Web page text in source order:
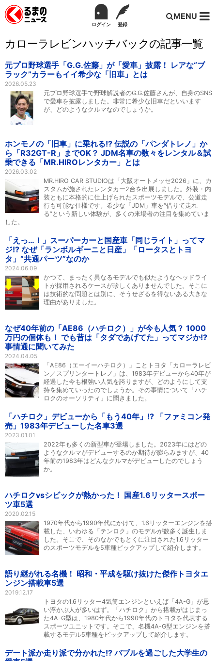
ログイン 登録
MENU
カローラレビンハッチバックの記事一覧
元プロ野球選手「G.G.佐藤」が「愛車」披露！ レアな“ブ
ラック”カラーもイイ希少な「旧車」とは
2026.05.23
元プロ野球選手で野球解説者のG.G.佐藤さんが、自身のSNS
で愛車を披露しました。非常に希少な旧車だといいます
が、どのようなクルマなのでしょうか。
ホンモノの「旧車」に乗れる!? 伝説の「パンダトレノ」か
ら「R32GT-R」までOK？ JDM名車の数々をレンタル＆試
乗できる「MR.HIROレンタカー」とは
2026.03.02
MR.HIRO CAR STUDIOは「大阪オートメッセ2026」に、カ
スタムが施されたレンタカー2台を出展しました。外装・内
装ともに本格的に仕上げられたスポーツモデルで、公道走
行も可能な仕様です。希少な「JDM」車を“借りて走れ
る”という新しい体験が、多くの来場者の注目を集めていま
した。
「えっ…！」スーパーカーと国産車「同じライト」ってマ
ジ!? なぜ「ランボルギーニと日産」「ロータスとトヨ
タ」“共通パーツ”なのか
2024.06.09
かつて、まったく異なるモデルでも似たようなヘッドライ
トが採用されるケースが珍しくありませんでした。そこに
は技術的な問題とは別に、そうせざるを得ないある大きな
理由がありました。
なぜ40年前の「AE86（ハチロク）」が今も人気？ 1000
万円の個体も！ でも昔は「タダであげてた」ってマジか!?
事情通に聞いてみた
2024.04.05
「AE86（エーイーハチロク）」ことトヨタ「カローラレビ
ン／スプリンタートレノ」は、1983年デビューから40年が
経過した今も根強い人気を誇りますが、どのようにして支
持を集めていったのでしょうか。その事情について「ハチ
ロクのオーソリティ」に聞きました。
「ハチロク」デビューから「もう40年」!? 「ファミコン発
売」1983年デビューした名車3選
2023.01.01
2022年も多くの新型車が登場しました。2023年にはどの
ようなクルマがデビューするのか期待が膨らみますが、40
年前の1983年はどんなクルマがデビューしたのでしょう
か。
ハチロクvsシビックが熱かった！ 国産1.6リッタースポー
ツ車5選
2020.02.15
1970年代から1990年代にかけて、1.6リッターエンジンを搭
載した、いわゆる「テンロク」のモデルが数多く誕生しま
した。そこで、そのなかでもとくに注目された1.6リッター
のスポーツモデルを5車種ピックアップして紹介します。
語り継がれる名機！ 昭和・平成を駆け抜けた傑作トヨタエ
ンジン搭載車5選
2019.12.17
トヨタの1.6リッター4気筒エンジンといえば「4A-G」が思
い浮かぶ人が多いはず。「ハチロク」から搭載がはじまっ
た4A-G型は、1980年代から1990年代のトヨタを代表する
スポーツユニットです。そこで、名機4A-G型エンジンを搭
載するモデル5車種をピックアップして紹介します。
デート派か走り派で分かれた!? バブルを過ごした大学生の